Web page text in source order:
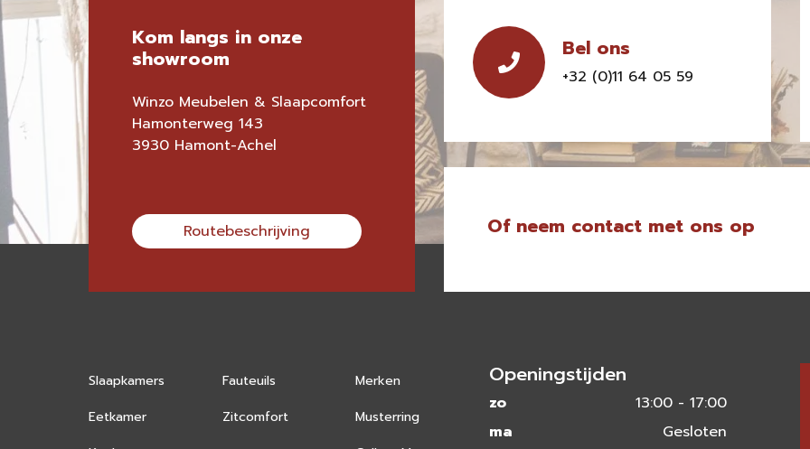
Kom langs in onze
showroom
Winzo Meubelen & Slaapcomfort
Hamonterweg 143
3930 Hamont-Achel
Routebeschrijving
Bel ons
+32 (0)11 64 05 59
Of neem contact met ons op
Slaapkamers
Eetkamer
Fauteuils
Zitcomfort
Merken
Musterring
Openingstijden
zo
13:00 - 17:00
ma
Gesloten